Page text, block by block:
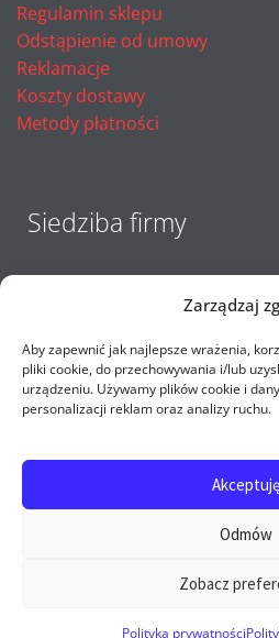
Zarządzaj
Aby zapewnić jak najlepsze wrażenia,
pliki cookie, do przechowywania i/lub
urządzeniu. Używamy plików cookie i
personalizacji reklam oraz analizy ruchu.
Akceptuję
Odmów
Zobacz
Polityka prywatności
Regulamin sklepu
Odstąpienie od umowy
Reklamacje
Koszty dostawy
Metody płatności
Siedziba firmy
Copyright 2017 - 2026 E-